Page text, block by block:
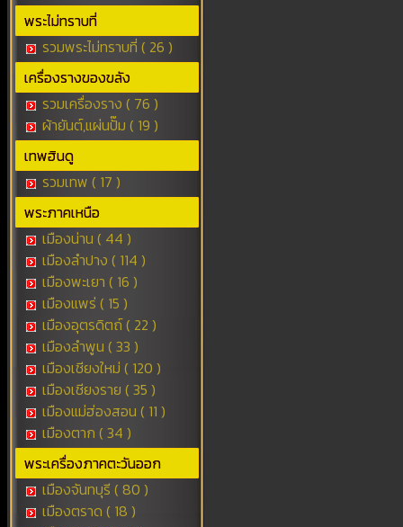
พระไม่ทราบที่
รวมพระไม่ทราบที่ ( 26 )
เครื่องรางของขลัง
รวมเครื่องราง ( 76 )
ผ้ายันต์,แผ่นปั๊ม ( 19 )
เทพฮินดู
รวมเทพ ( 17 )
พระภาคเหนือ
เมืองน่าน ( 44 )
เมืองลำปาง ( 114 )
เมืองพะเยา ( 16 )
เมืองแพร่ ( 15 )
เมืองอุตรดิตถ์ ( 22 )
เมืองลำพูน ( 33 )
เมืองเชียงใหม่ ( 120 )
เมืองเชียงราย ( 35 )
เมืองแม่ฮ่องสอน ( 11 )
เมืองตาก ( 34 )
พระเครื่องภาคตะวันออก
เมืองจันทบุรี ( 80 )
เมืองตราด ( 18 )